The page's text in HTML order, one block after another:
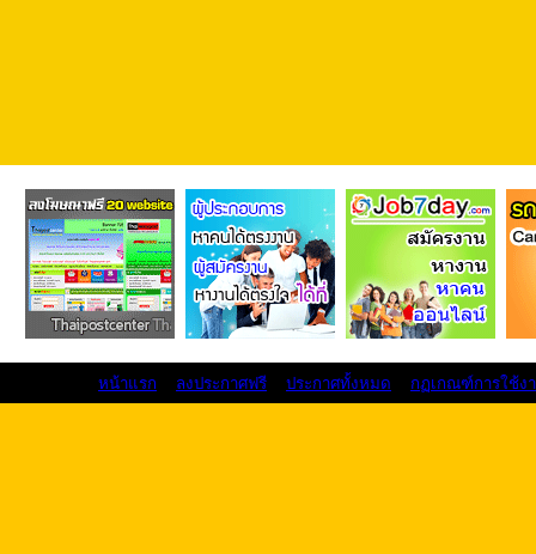
หน้าแรก ลงประกาศฟรี ประกาศทั้งหมด กฏเกณฑ์การใช้ง